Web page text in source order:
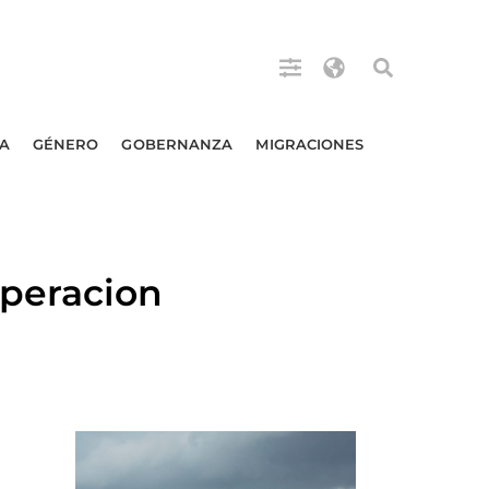
GÉNERO GOBERNANZA MIGRACIONES